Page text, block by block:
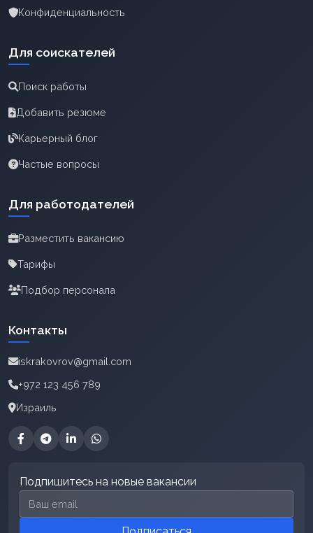
Конфиденциальность
Для соискателей
Поиск работы
Добавить резюме
Карьерный блог
Частые вопросы
Для работодателей
Разместить вакансию
Тарифы
Подбор персонала
Контакты
iskrakovrov@gmail.com
+972 123 456 789
Израиль
Подпишитесь на новые вакансии
Email для подписки